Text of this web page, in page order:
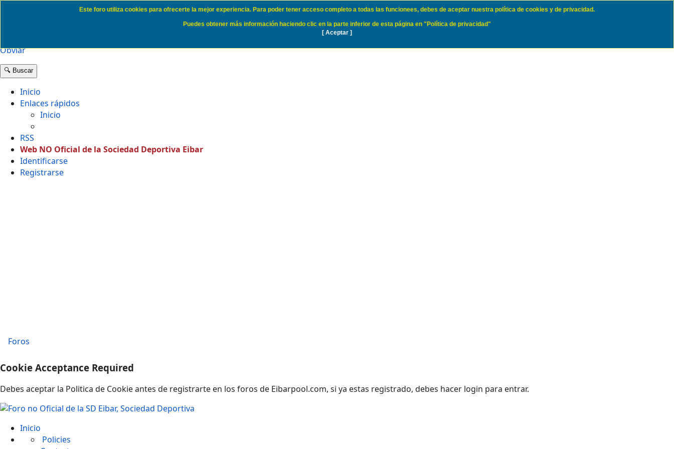
Obviar
🔍 Buscar
Inicio
Enlaces rápidos
Inicio
RSS
Web NO Oficial de la Sociedad Deportiva Eibar
Identificarse
Registrarse
Foros
Cookie Acceptance Required
Debes aceptar la Politica de Cookie antes de registrarte en los foros de Eibarpool.com, si ya estas registrado, debes hacer login para entrar.
Este foro utiliza cookies para ofrecerte la mejor experiencia. Para poder tener acceso completo a todas las funcionees, debes de aceptar nuestra política de cookies y de privacidad.
Puedes obtener más información haciendo clic en la parte inferior de esta página en "Política de privacidad"
[ Aceptar ]
Inicio
Policies